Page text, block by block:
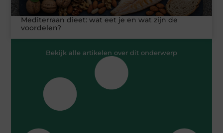
Mediterraan dieet: wat eet je en wat zijn de
voordelen?
Bekijk alle artikelen over dit onderwerp